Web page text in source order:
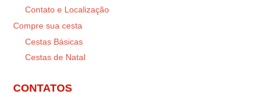
Contato e Localização
Compre sua cesta
Cestas Básicas
Cestas de Natal
CONTATOS